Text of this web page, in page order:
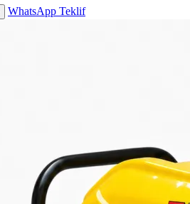
WhatsApp Teklif